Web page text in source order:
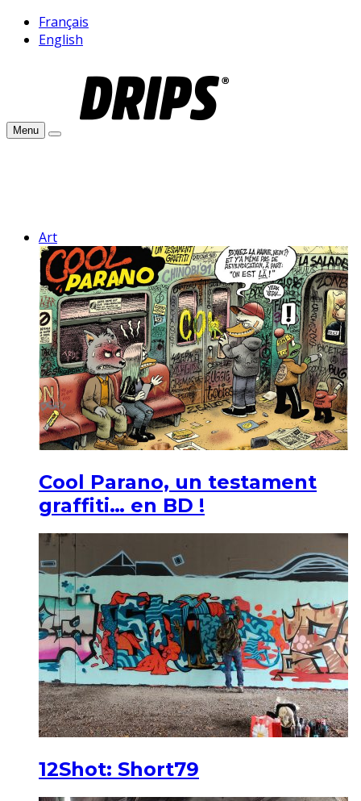
Français
English
Menu
Art
Cool Parano, un testament
graffiti… en BD !
12Shot: Short79